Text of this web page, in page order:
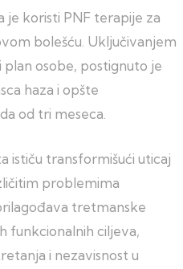
je koristi PNF terapije za
bolešću. Uključivanjem
osobe, postignuto je
haza i opšte
od tri meseca.
ističu transformišući uticaj
problemima
tretmanske
funkcionalnih ciljeva,
i nezavisnost u